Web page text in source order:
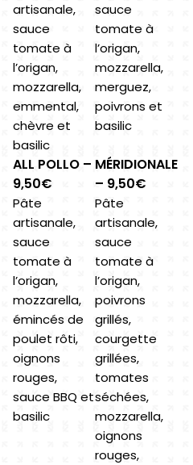
artisanale,
sauce
tomate à
l’origan,
mozzarella,
emmental,
chèvre et
basilic
sauce
tomate à
l’origan,
mozzarella,
merguez,
poivrons et
basilic
ALL POLLO –
9,50€
Pâte
artisanale,
sauce
tomate à
l’origan,
mozzarella,
émincés de
poulet rôti,
oignons
rouges,
sauce BBQ et
basilic
MÉRIDIONALE
– 9,50€
Pâte
artisanale,
sauce
tomate à
l’origan,
poivrons
grillés,
courgette
grillées,
tomates
séchées,
mozzarella,
oignons
rouges,